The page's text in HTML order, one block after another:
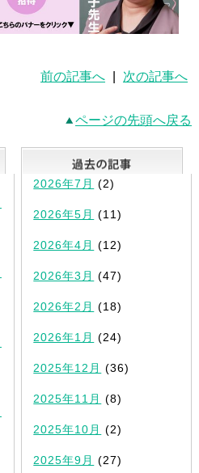
前の記事へ 次の記事へ
ページの先頭へ戻る
最新記事一覧
2026年7月 (2)
2026年5月 (11)
2026年4月 (12)
2026年3月 (47)
2026年2月 (18)
2026年1月 (24)
2025年12月 (36)
2025年11月 (8)
2025年10月 (2)
2025年9月 (27)